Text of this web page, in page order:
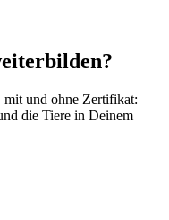
mit und ohne Zertifikat:
die Tiere in Deinem